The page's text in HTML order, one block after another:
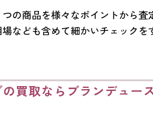
の商品を様々なポイントから
なども含めて細かいチェック
買取ならブランデュー